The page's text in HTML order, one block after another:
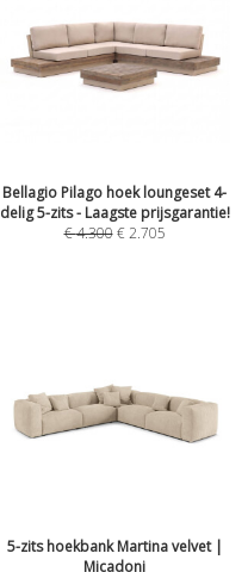
Bellagio Pilago hoek loungeset 4-
delig 5-zits - Laagste prijsgarantie!
€4.300 €2.705
5-zits hoekbank Martina velvet |
Micadoni